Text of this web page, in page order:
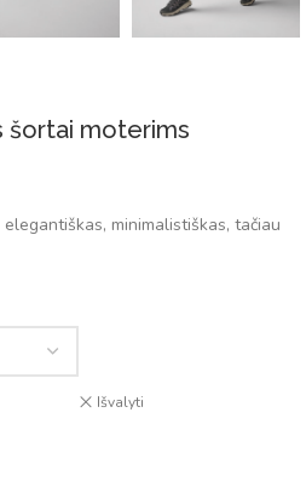
šortai moterims
minimalistiškas, tačiau
Išvalyti